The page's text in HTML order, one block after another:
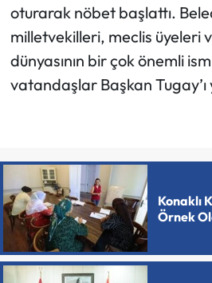
oturarak nöbet başlattı.
milletvekilleri, meclis üyeleri
dünyasının bir çok önemli
vatandaşlar Başkan Tugay’ı
Konaklı
Örnek